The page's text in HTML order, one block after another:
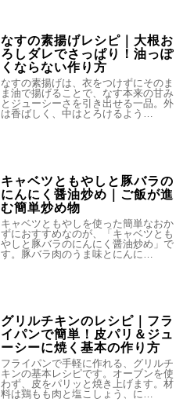
なすの素揚げレシピ｜大根お
ろしダレでさっぱり！油っぽ
くならない作り方
なすの素揚げは、衣をつけずにそのま
ま油で揚げることで、なす本来の甘み
とジューシーさを引き出せる一品。外
は香ばしく、中はとろけるよう…
キャベツともやしと豚バラの
にんにく醤油炒め｜ご飯が進
む簡単炒め物
キャベツともやしを使った簡単なおか
ずにおすすめなのが、「キャベツとも
やしと豚バラのにんにく醤油炒め」で
す。豚バラ肉のうま味とにんに…
グリルチキンのレシピ｜フラ
イパンで簡単！皮パリ＆ジュ
ーシーに焼く基本の作り方
フライパンで手軽に作れる、グリルチ
キンの基本レシピです。オーブンを使
わず、皮をパリッと焼き上げます。材
料は鶏もも肉と塩こしょう、に…